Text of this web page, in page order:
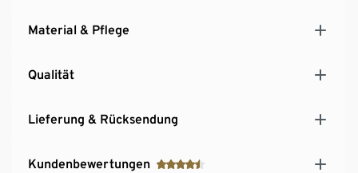
Material & Pflege
Qualität
Lieferung & Rücksendung
Kundenbewertungen